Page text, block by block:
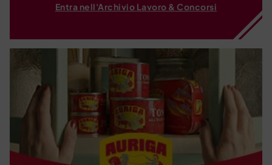
Entra nell'Archivio Lavoro & Concorsi